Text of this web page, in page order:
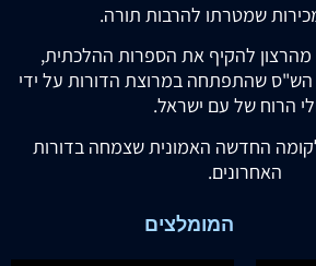
שמטרתו להרבות תורה.
להקיף את הספרות ההלכתית,
הש"ס שהתפתחה במרוצת הדורות על ידי
הרוח של עם ישראל.
החדשה האמונית שצמחה בדורות
האחרונים.
המומלצים